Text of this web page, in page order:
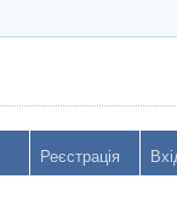
Реєстрація